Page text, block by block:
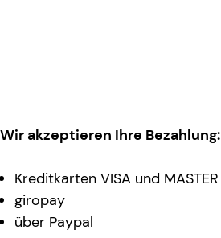
Wir akzeptieren Ihre Bezahlung:
Kreditkarten VISA und MASTER
giropay
über Paypal